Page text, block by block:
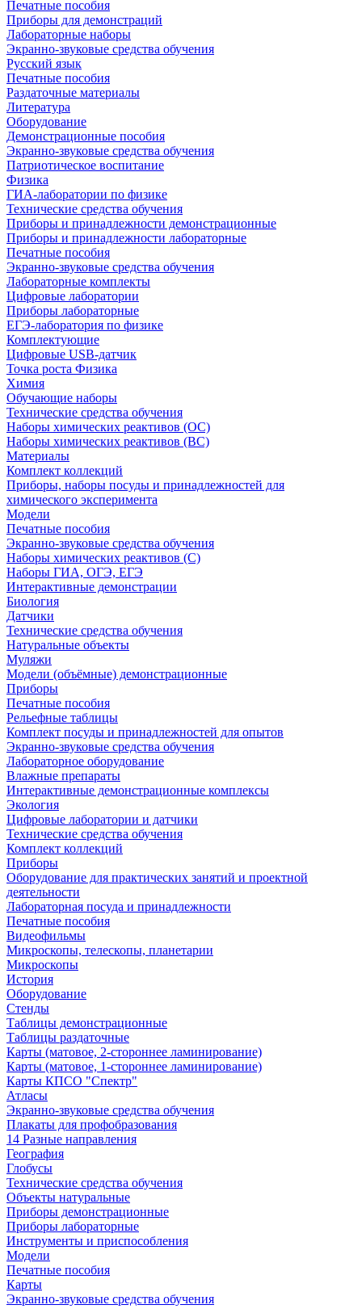
Печатные пособия
Приборы для демонстраций
Лабораторные наборы
Экранно-звуковые средства обучения
Русский язык
Печатные пособия
Раздаточные материалы
Литература
Оборудование
Демонстрационные пособия
Экранно-звуковые средства обучения
Патриотическое воспитание
Физика
ГИА-лаборатории по физике
Технические средства обучения
Приборы и принадлежности демонстрационные
Приборы и принадлежности лабораторные
Печатные пособия
Экранно-звуковые средства обучения
Лабораторные комплекты
Цифровые лаборатории
Приборы лабораторные
ЕГЭ-лаборатория по физике
Комплектующие
Цифровые USB-датчик
Точка роста Физика
Химия
Обучающие наборы
Технические средства обучения
Наборы химических реактивов (ОС)
Наборы химических реактивов (ВС)
Материалы
Комплект коллекций
Приборы, наборы посуды и принадлежностей для
химического эксперимента
Модели
Печатные пособия
Экранно-звуковые средства обучения
Наборы химических реактивов (С)
Наборы ГИА, ОГЭ, ЕГЭ
Интерактивные демонстрации
Биология
Датчики
Технические средства обучения
Натуральные объекты
Муляжи
Модели (объёмные) демонстрационные
Приборы
Печатные пособия
Рельефные таблицы
Комплект посуды и принадлежностей для опытов
Экранно-звуковые средства обучения
Лабораторное оборудование
Влажные препараты
Интерактивные демонстрационные комплексы
Экология
Цифровые лаборатории и датчики
Технические средства обучения
Комплект коллекций
Приборы
Оборудование для практических занятий и проектной
деятельности
Лабораторная посуда и принадлежности
Печатные пособия
Видеофильмы
Микроскопы, телескопы, планетарии
Микроскопы
История
Оборудование
Стенды
Таблицы демонстрационные
Таблицы раздаточные
Карты (матовое, 2-стороннее ламинирование)
Карты (матовое, 1-стороннее ламинирование)
Карты КПСО "Спектр"
Атласы
Экранно-звуковые средства обучения
Плакаты для профобразования
14 Разные направления
География
Глобусы
Технические средства обучения
Объекты натуральные
Приборы демонстрационные
Приборы лабораторные
Инструменты и приспособления
Модели
Печатные пособия
Карты
Экранно-звуковые средства обучения